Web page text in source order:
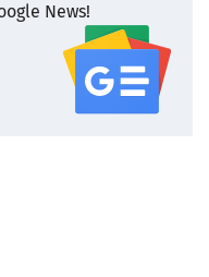
News!
serwisu